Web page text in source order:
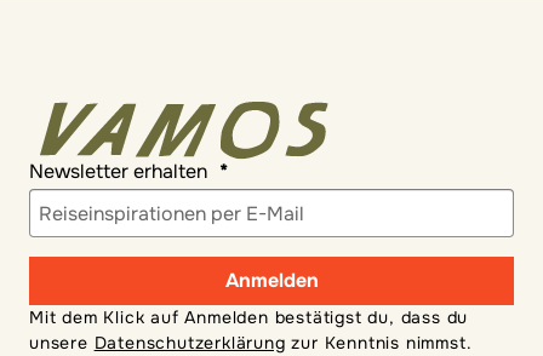
Newsletter erhalten
Anmelden
Mit dem Klick auf Anmelden bestätigst du, dass du
unsere Datenschutzerklärung zur Kenntnis nimmst.